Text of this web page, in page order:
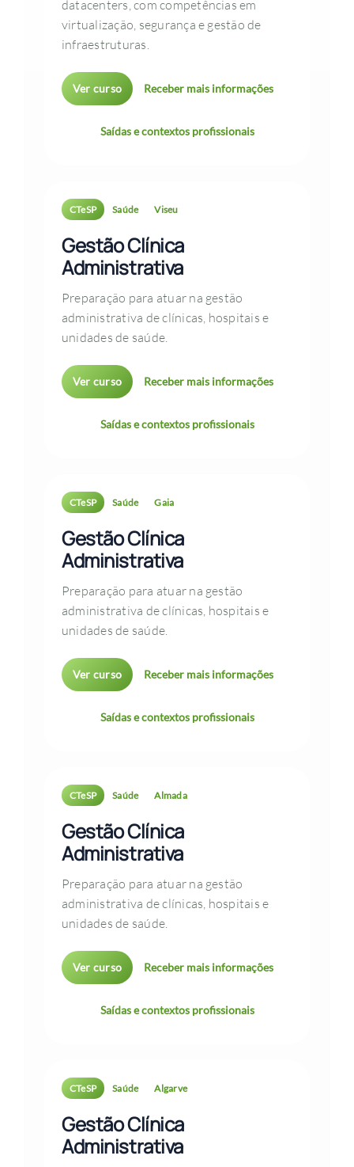
datacenters, com competências em
virtualização, segurança e gestão de
infraestruturas.
Ver curso Receber mais informações
Saídas e contextos profissionais
CTeSP Saúde Viseu
Gestão Clínica
Administrativa
Preparação para atuar na gestão
administrativa de clínicas, hospitais e
unidades de saúde.
Ver curso Receber mais informações
Saídas e contextos profissionais
CTeSP Saúde Gaia
Gestão Clínica
Administrativa
Preparação para atuar na gestão
administrativa de clínicas, hospitais e
unidades de saúde.
Ver curso Receber mais informações
Saídas e contextos profissionais
CTeSP Saúde Almada
Gestão Clínica
Administrativa
Preparação para atuar na gestão
administrativa de clínicas, hospitais e
unidades de saúde.
Ver curso Receber mais informações
Saídas e contextos profissionais
CTeSP Saúde Algarve
Gestão Clínica
Administrativa